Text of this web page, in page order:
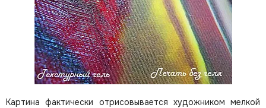
Картина фактически отрисовывается художником мелкой